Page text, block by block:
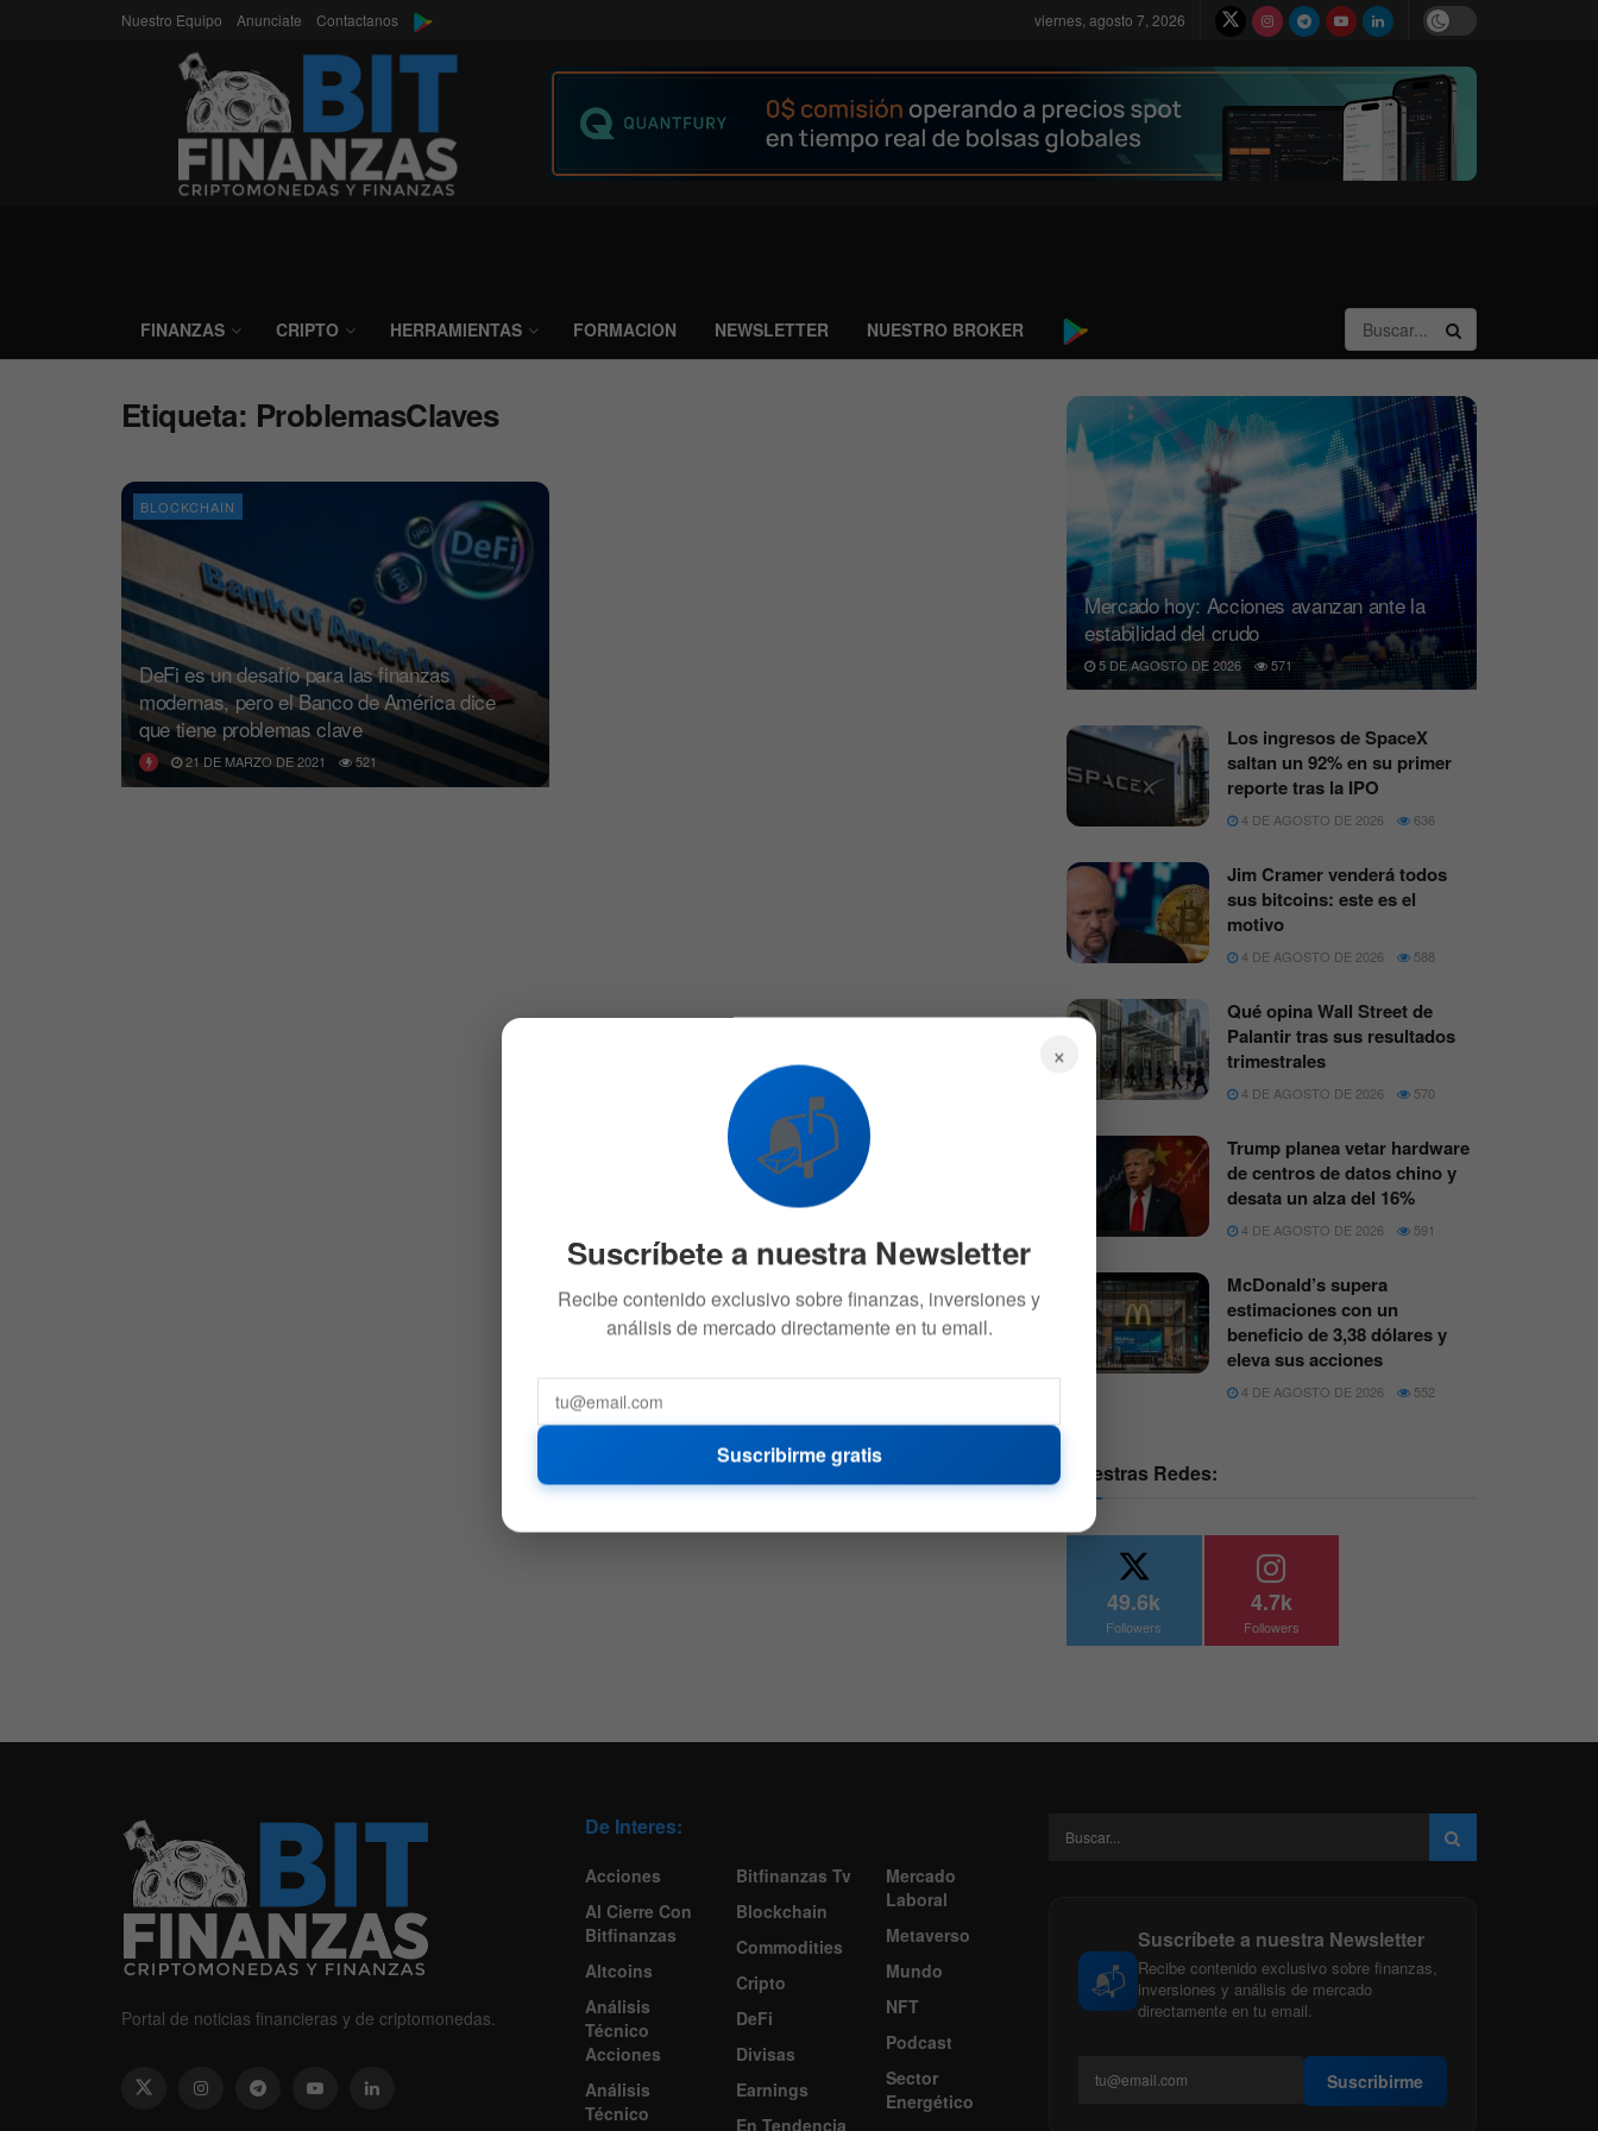
Nuestro Equipo Anunciate Contactanos viernes, agosto 7, 2026
FINANZAS CRIPTO HERRAMIENTAS FORMACION NEWSLETTER NUESTRO BROKER
Etiqueta: ProblemasClaves
BLOCKCHAIN
DeFi es un desafío para las finanzas
modernas, pero el Banco de América dice
que tiene problemas clave
21 DE MARZO DE 2021 521
Mercado hoy: Acciones avanzan ante la
estabilidad del crudo
5 DE AGOSTO DE 2026 571
Los ingresos de SpaceX
saltan un 92% en su primer
reporte tras la IPO
4 DE AGOSTO DE 2026 636
Jim Cramer venderá todos
sus bitcoins: este es el
motivo
4 DE AGOSTO DE 2026 588
Qué opina Wall Street de
Palantir tras sus resultados
trimestrales
4 DE AGOSTO DE 2026 570
Trump planea vetar hardware
de centros de datos chino y
desata un alza del 16%
4 DE AGOSTO DE 2026 591
McDonald’s supera
estimaciones con un
beneficio de 3,38 dólares y
eleva sus acciones
4 DE AGOSTO DE 2026 552
Nuestras Redes:
49.6k
Followers
4.7k
Followers
Portal de noticias financieras y de criptomonedas.
De Interes:
Acciones
Al Cierre Con
Bitfinanzas
Altcoins
Análisis
Técnico
Acciones
Análisis
Técnico
Bitfinanzas Tv
Blockchain
Commodities
Cripto
DeFi
Divisas
Earnings
En Tendencia
Mercado
Laboral
Metaverso
Mundo
NFT
Podcast
Sector
Energético
📬
Suscríbete a nuestra Newsletter
Recibe contenido exclusivo sobre finanzas,
inversiones y análisis de mercado
directamente en tu email.
Suscribirme
×
📬
Suscríbete a nuestra Newsletter
Recibe contenido exclusivo sobre finanzas, inversiones y
análisis de mercado directamente en tu email.
Suscribirme gratis